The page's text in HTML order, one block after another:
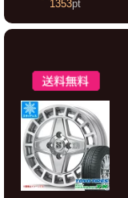
1353pt